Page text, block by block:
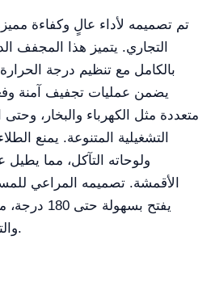
تم تصميمه لأداء عالٍ وكفاءة
التجاري. يتميز هذا المجفف
بالكامل مع تنظيم درجة
يضمن عمليات تجفيف آمنة
متعددة مثل الكهرباء والبخار، وحتى
التشغيلية المتنوعة. يمنع
ولوحاته التآكل، مما
الأقمشة. تصميمه المراعي
يفتح
والتفريغ خالية من المتاعب.